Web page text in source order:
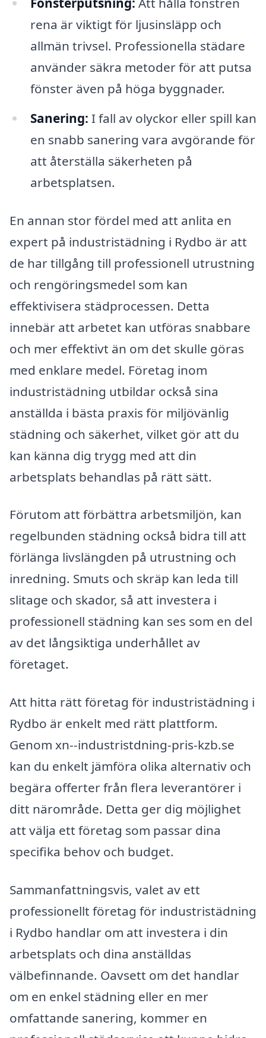
rena är viktigt för ljusinsläpp och
allmän trivsel. Professionella städare
använder säkra metoder för att putsa
fönster även på höga byggnader.
Sanering: I fall av olyckor eller spill kan
en snabb sanering vara avgörande för
att återställa säkerheten på
arbetsplatsen.
En annan stor fördel med att anlita en
expert på industristädning i Rydbo är att
de har tillgång till professionell utrustning
och rengöringsmedel som kan
effektivisera städprocessen. Detta
innebär att arbetet kan utföras snabbare
och mer effektivt än om det skulle göras
med enklare medel. Företag inom
industristädning utbildar också sina
anställda i bästa praxis för miljövänlig
städning och säkerhet, vilket gör att du
kan känna dig trygg med att din
arbetsplats behandlas på rätt sätt.
Förutom att förbättra arbetsmiljön, kan
regelbunden städning också bidra till att
förlänga livslängden på utrustning och
inredning. Smuts och skräp kan leda till
slitage och skador, så att investera i
professionell städning kan ses som en del
av det långsiktiga underhållet av
företaget.
Att hitta rätt företag för industristädning i
Rydbo är enkelt med rätt plattform.
Genom xn--industristdning-pris-kzb.se
kan du enkelt jämföra olika alternativ och
begära offerter från flera leverantörer i
ditt närområde. Detta ger dig möjlighet
att välja ett företag som passar dina
specifika behov och budget.
Sammanfattningsvis, valet av ett
professionellt företag för industristädning
i Rydbo handlar om att investera i din
arbetsplats och dina anställdas
välbefinnande. Oavsett om det handlar
om en enkel städning eller en mer
omfattande sanering, kommer en